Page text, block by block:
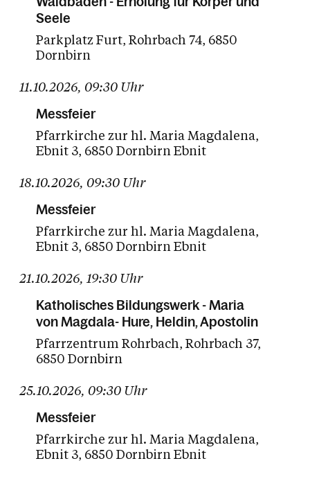
Seele
Parkplatz Furt Rohrbach 74 6850
Dornbirn
11.10.2026, 09:30 Uhr
Messfeier
Pfarrkirche zur hl. Maria Magdalena
Ebnit 3 6850 Dornbirn Ebnit
18.10.2026, 09:30 Uhr
Messfeier
Pfarrkirche zur hl. Maria Magdalena
Ebnit 3 6850 Dornbirn Ebnit
21.10.2026, 19:30 Uhr
Katholisches Bildungswerk - Maria
von Magdala- Hure, Heldin, Apostolin
Pfarrzentrum Rohrbach Rohrbach 37
6850 Dornbirn
25.10.2026, 09:30 Uhr
Messfeier
Pfarrkirche zur hl. Maria Magdalena
Ebnit 3 6850 Dornbirn Ebnit